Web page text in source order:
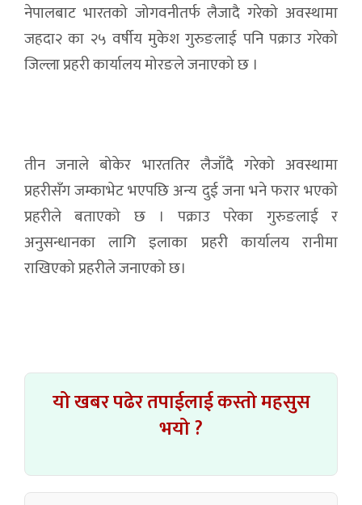
नेपालबाट भारतको जोगवनीतर्फ लैजादै गरेको अवस्थामा
जहदा२ का २५ वर्षीय मुकेश गुरुङलाई पनि पक्राउ गरेको
जिल्ला प्रहरी कार्यालय मोरङले जनाएको छ ।
तीन जनाले बोकेर भारततिर लैजाँदै गरेको अवस्थामा
प्रहरीसँग जम्काभेट भएपछि अन्य दुई जना भने फरार भएको
प्रहरीले बताएको छ । पक्राउ परेका गुरुङलाई र
अनुसन्धानका लागि इलाका प्रहरी कार्यालय रानीमा
राखिएको प्रहरीले जनाएको छ।
यो खबर पढेर तपाईलाई कस्तो महसुस
भयो ?